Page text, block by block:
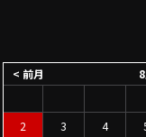
< 前月
2
3 4